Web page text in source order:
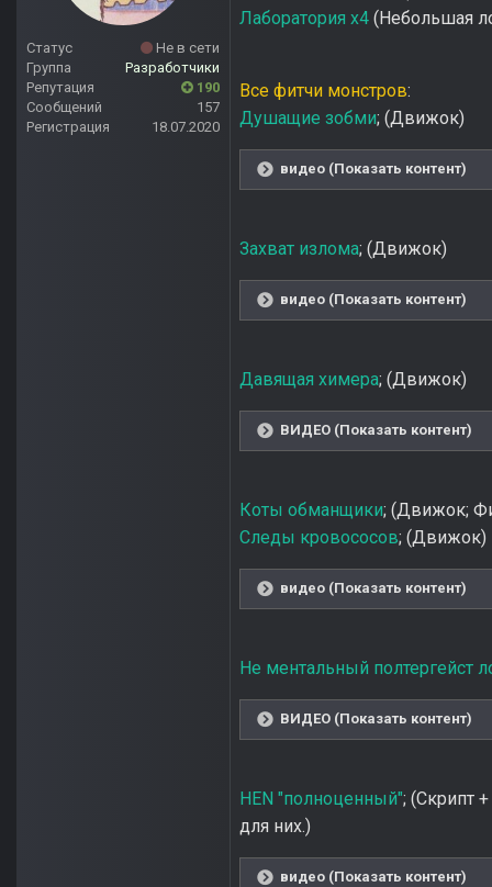
Статус
Не в сети
Группа
Разработчики
Репутация
190
Сообщений
157
Регистрация
18.07.2020
Лаборатория x4 (Небольшая
Все фитчи монстров:
Душащие зобми; (Движок)
видео (Показать контент)
Захват излома; (Движок)
видео (Показать контент)
Давящая химера; (Движок)
ВИДЕО (Показать контент)
Коты обманщики; (Движок;
Следы кровососов; (Движок)
видео (Показать контент)
Не ментальный полтергейст
ВИДЕО (Показать контент)
HEN "полноценный"; (Скрипт
для них.)
видео (Показать контент)